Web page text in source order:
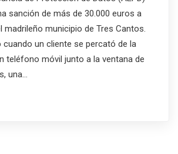
sanción de más de 30.000 euros a
madrileño municipio de Tres Cantos.
un cliente se percató de la
teléfono móvil junto a la ventana de
una…